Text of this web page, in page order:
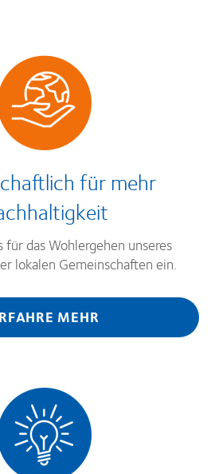
für mehr
das Wohlergehen unseres
lokalen Gemeinschaften ein.
MEHR